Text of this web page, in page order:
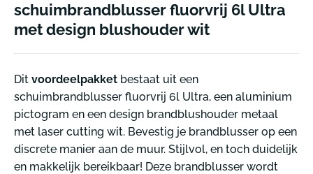
schuimbrandblusser fluorvrij 6l Ultra
met design blushouder wit
Dit voordeelpakket bestaat uit een
schuimbrandblusser fluorvrij 6l Ultra, een aluminium
pictogram en een design brandblushouder metaal
met laser cutting wit. Bevestig je brandblusser op een
discrete manier aan de muur. Stijlvol, en toch duidelijk
en makkelijk bereikbaar! Deze brandblusser wordt